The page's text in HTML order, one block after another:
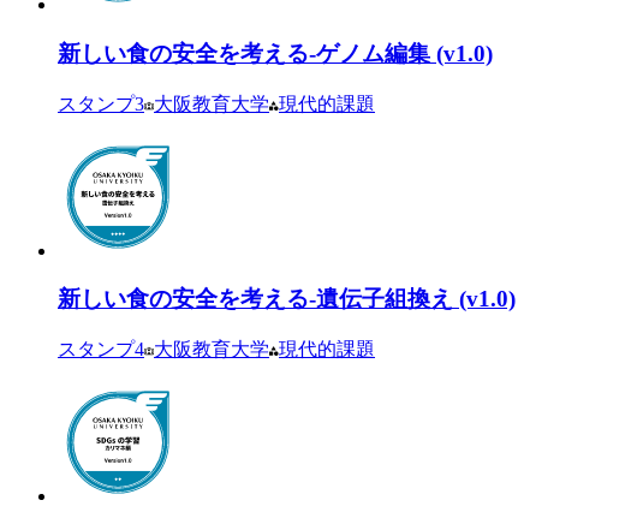
新しい食の安全を考える-ゲノム編集 (v1.0)
スタンプ3 大阪教育大学 現代的課題
新しい食の安全を考える-遺伝子組換え (v1.0)
スタンプ4 大阪教育大学 現代的課題